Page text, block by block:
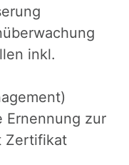
inkl.
Ernennung zur
Zertifikat